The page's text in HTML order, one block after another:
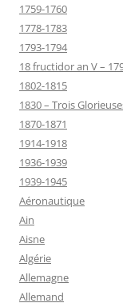
1759-1760
1778-1783
1793-1794
18 fructidor an V –
1802-1815
1830 – Trois
1870-1871
1914-1918
1936-1939
1939-1945
Aéronautique
Ain
Aisne
Algérie
Allemagne
Allemand